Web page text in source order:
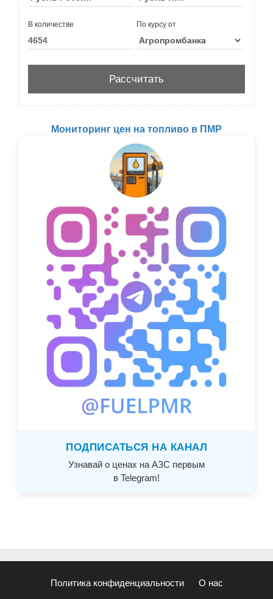
В количестве По курсу от
Мониторинг цен на топливо в ПМР
ПОДПИСАТЬСЯ НА КАНАЛ
Узнавай о ценах на АЗС первым
в Telegram!
Политика конфиденциальности О нас